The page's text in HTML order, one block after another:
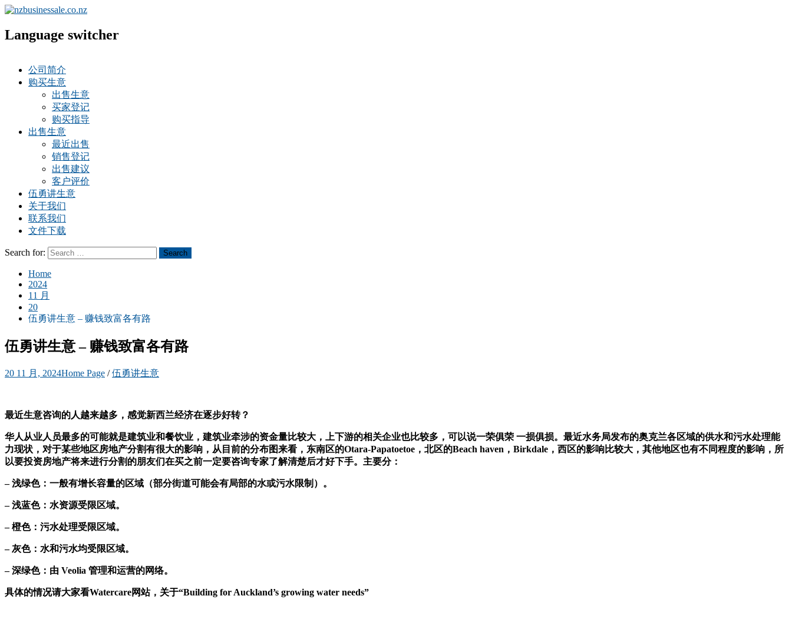
Language switcher
公司简介
购买生意
出售生意
买家登记
购买指导
出售生意
最近出售
销售登记
出售建议
客户评价
伍勇讲生意
关于我们
联系我们
文件下载
Search for: Search
Home
2024
11 月
20
伍勇讲生意 – 赚钱致富各有路
伍勇讲生意 – 赚钱致富各有路
20 11 月, 2024Home Page /伍勇讲生意
最近生意咨询的人越来越多，感觉新西兰经济在逐步好转？
华人从业人员最多的可能就是建筑业和餐饮业，建筑业牵涉的资金量比较大，上下游的相关企业也比较多，可以说一荣俱荣 一损俱损。最近水务局发布的奥克兰各区域的供水和污水处理能
力现状，对于某些地区房地产分割有很大的影响，从目前的分布图来看，东南区的Otara-Papatoetoe，北区的Beach haven，Birkdale，西区的影响比较大，其他地区也有不同程度的影响，所
以要投资房地产将来进行分割的朋友们在买之前一定要咨询专家了解清楚后才好下手。主要分：
– 浅绿色：一般有增长容量的区域（部分街道可能会有局部的水或污水限制）。
– 浅蓝色：水资源受限区域。
– 橙色：污水处理受限区域。
– 灰色：水和污水均受限区域。
– 深绿色：由 Veolia 管理和运营的网络。
具体的情况请大家看Watercare网站，关于“Building for Auckland’s growing water needs”